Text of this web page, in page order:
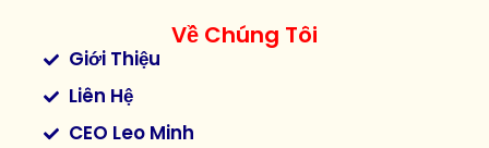
Về Chúng Tôi
Giới Thiệu
Liên Hệ
CEO Leo Minh